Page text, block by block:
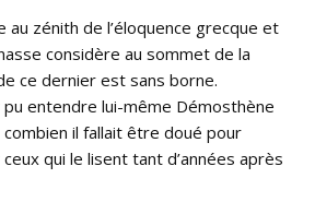
au zénith de l’éloquence grecque et
considère au sommet de la
ce dernier est sans borne.
pu entendre lui-même Démosthène
il fallait être doué pour
qui le lisent tant d’années après